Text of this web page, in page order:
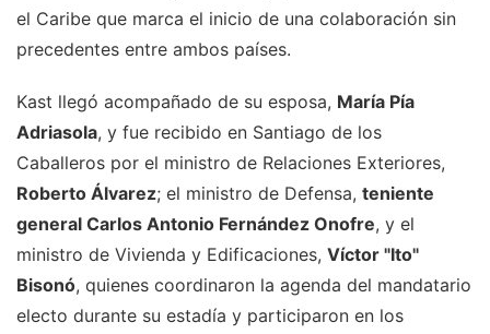
el Caribe que marca el inicio de una colaboración sin
precedentes entre ambos países.
Kast llegó acompañado de su esposa, María Pía
Adriasola, y fue recibido en Santiago de los
Caballeros por el ministro de Relaciones Exteriores,
Roberto Álvarez; el ministro de Defensa, teniente
general Carlos Antonio Fernández Onofre, y el
ministro de Vivienda y Edificaciones, Víctor "Ito"
Bisonó, quienes coordinaron la agenda del mandatario
electo durante su estadía y participaron en los